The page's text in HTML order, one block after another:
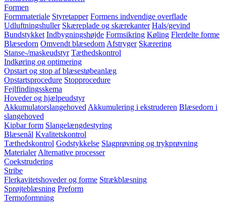
Formen
Formmateriale Styretapper Formens indvendige overflade
Udluftningshuller Skæreplade og skærekanter Hals/gevind
Bundstykket Indbygningshøjde Formsikring Køling Flerdelte forme
Blæsedorn Omvendt blæsedorn Afstryger Skærering
Stanse-/maskeudstyr Tæthedskontrol
Indkøring og optimering
Opstart og stop af blæsestøbeanlæg
Opstartsprocedure Stopprocedure
Fejlfindingsskema
Hoveder og hjælpeudstyr
Akkumulatorslangehoved Akkumulering i ekstruderen Blæsedorn i
slangehoved
Kipbar form Slangelængdestyring
Blæsenål Kvalitetskontrol
Tæthedskontrol Godstykkelse Slagprøvning og trykprøvning
Materialer Alternative processer
Coekstrudering
Stribe
Flerkavitetshoveder og forme Strækblæsning
Sprøjteblæsning Preform
Termoformning